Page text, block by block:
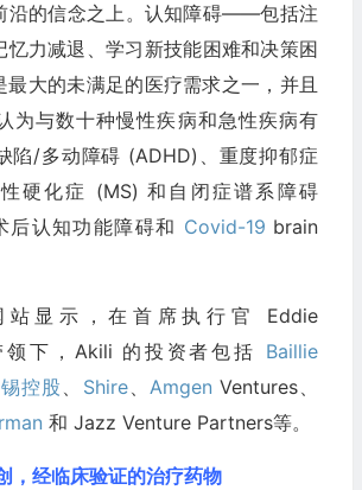
沿的信念之上。认知障碍——包括注
忆力减退、学习新技能困难和决策困
大的未满足的医疗需求之一，并且
为与数十种慢性疾病和急性疾病有
陷/多动障碍 (ADHD)、重度抑郁症
硬化症 (MS) 和自闭症谱系障碍
后认知功能障碍和 Covid-19 brain
站显示，在首席执行官 Eddie
领下，Akili 的投资者包括 Baillie
控股、 Shire、 Amgen Ventures、
和 Jazz Venture Partners等。
，经临床验证的治疗药物